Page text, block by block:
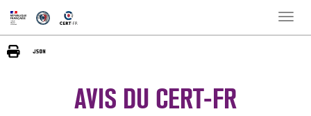
Toggle
AVIS DU CERT-FR